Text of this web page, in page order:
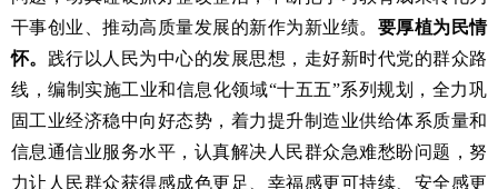
干事创业、推动高质量发展的新作为新业绩。 要厚植为民情
怀。 践行以人民为中心的发展思想，走好新时代党的群众路
线，编制实施工业和信息化领域“十五五”系列规划，全力巩
固工业经济稳中向好态势，着力提升制造业供给体系质量和
信息通信业服务水平，认真解决人民群众急难愁盼问题，努
力让人民群众获得感成色更足、幸福感更可持续、安全感更